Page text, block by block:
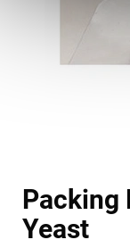
Packing
Yeast